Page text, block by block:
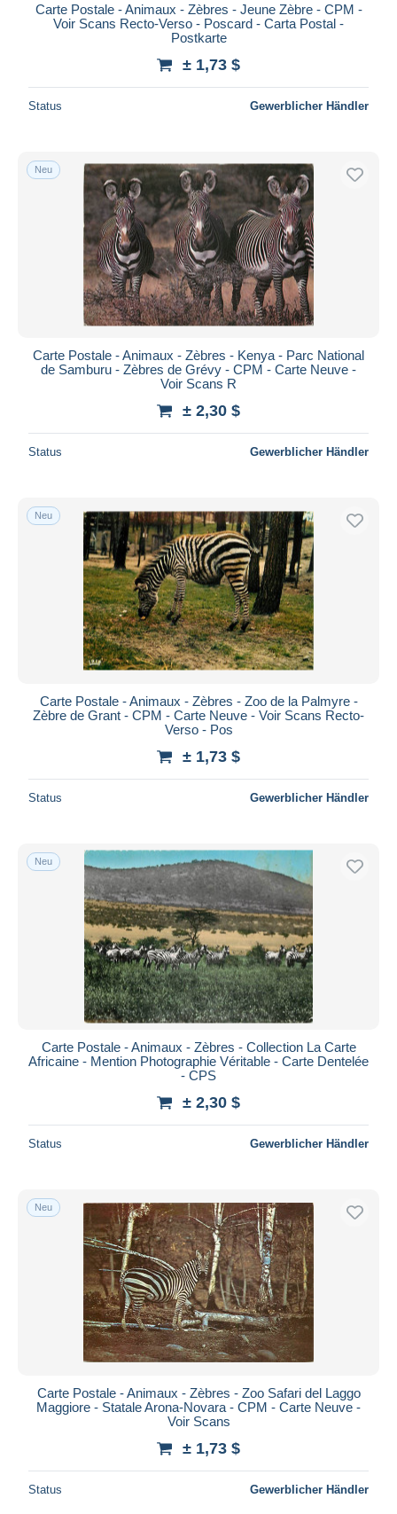
Endet in
Von $
Zahlungsmethoden
PayPal
Banküberweisung
Visa
Mastercard
Bancontact
Maestro
Gesamte Auswahl aufheben
Wohnsitz des Verkäufers
Übernehmen
Carte Postale - Animaux - Zèbres - Jeune Zèbre - CPM -
Voir Scans Recto-Verso - Poscard - Carta Postal -
Postkarte
± 1,73 $
Status Gewerblicher Händler
Neu
Carte Postale - Animaux - Zèbres - Kenya - Parc National
de Samburu - Zèbres de Grévy - CPM - Carte Neuve -
Voir Scans R
± 2,30 $
Status Gewerblicher Händler
Neu
Carte Postale - Animaux - Zèbres - Zoo de la Palmyre -
Zèbre de Grant - CPM - Carte Neuve - Voir Scans Recto-
Verso - Pos
± 1,73 $
Status Gewerblicher Händler
Neu
Carte Postale - Animaux - Zèbres - Collection La Carte
Africaine - Mention Photographie Véritable - Carte Dentelée
- CPS
± 2,30 $
Status Gewerblicher Händler
Neu
Carte Postale - Animaux - Zèbres - Zoo Safari del Laggo
Maggiore - Statale Arona-Novara - CPM - Carte Neuve -
Voir Scans
± 1,73 $
Status Gewerblicher Händler